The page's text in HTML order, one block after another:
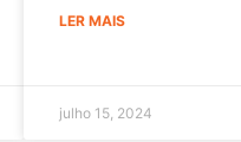
LER MAIS
julho 15, 2024